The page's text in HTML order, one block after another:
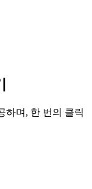
하며, 한 번의 클릭